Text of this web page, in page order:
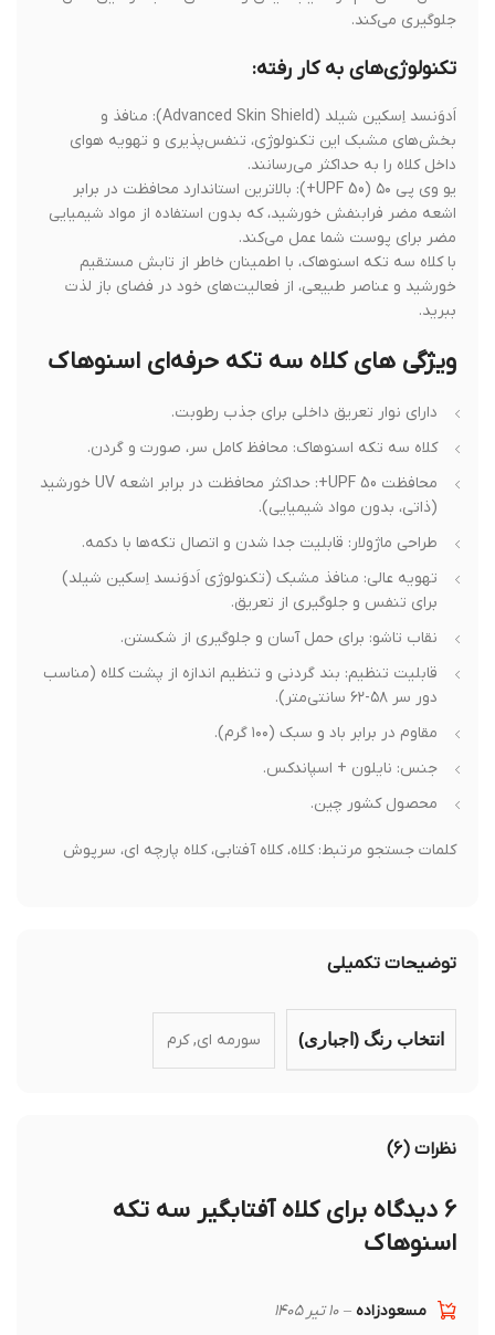
جلوگیری می‌کند.
تکنولوژی‌های به کار رفته:
اَدوَنسد اِسکین شیلد (Advanced Skin Shield): منافذ و
بخش‌های مشبک این تکنولوژی، تنفس‌پذیری و تهویه هوای
داخل کلاه را به حداکثر می‌رسانند.
یو وی پی ۵۰ (UPF 50+): بالاترین استاندارد محافظت در برابر
اشعه مضر فرابنفش خورشید، که بدون استفاده از مواد شیمیایی
مضر برای پوست شما عمل می‌کند.
با کلاه سه تکه اسنوهاک، با اطمینان خاطر از تابش مستقیم
خورشید و عناصر طبیعی، از فعالیت‌های خود در فضای باز لذت
ببرید.
ویژگی های کلاه سه تکه حرفه‌ای اسنوهاک
دارای نوار تعریق داخلی برای جذب رطوبت.
کلاه سه تکه اسنوهاک: محافظ کامل سر، صورت و گردن.
محافظت UPF 50+: حداکثر محافظت در برابر اشعه UV خورشید
(ذاتی، بدون مواد شیمیایی).
طراحی ماژولار: قابلیت جدا شدن و اتصال تکه‌ها با دکمه.
تهویه عالی: منافذ مشبک (تکنولوژی اَدوَنسد اِسکین شیلد)
برای تنفس و جلوگیری از تعریق.
نقاب تاشو: برای حمل آسان و جلوگیری از شکستن.
قابلیت تنظیم: بند گردنی و تنظیم اندازه از پشت کلاه (مناسب
دور سر ۵۸-۶۲ سانتی‌متر).
مقاوم در برابر باد و سبک (۱۰۰ گرم).
جنس: نایلون + اسپاندکس.
محصول کشور چین.
کلمات جستجو مرتبط: کلاه، کلاه آفتابی، کلاه پارچه ای، سرپوش
توضیحات تکمیلی
انتخاب رنگ (اجباری) سورمه ای, كرم
نظرات (۶)
کلاه آفتابگیر سه تکه
اسنوهاک
مسعودزاده– ۱۰ تیر ۱۴۰۵